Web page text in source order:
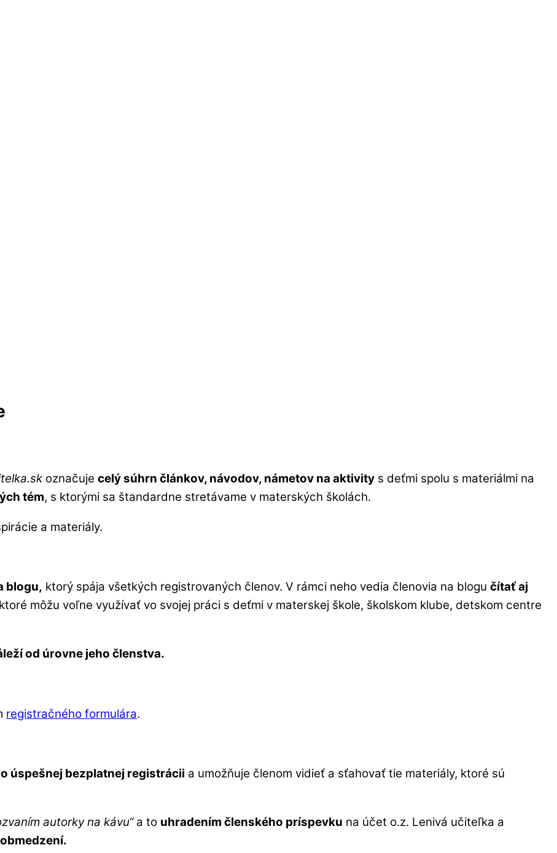
označuje celý súhrn článkov, návodov, námetov na aktivity s deťmi spolu s materiálmi na
tém, s ktorými sa štandardne stretávame v materských školách.
a materiály.
blogu, ktorý spája všetkých registrovaných členov. V rámci neho vedia členovia na blogu čítať aj
môžu voľne využívať vo svojej práci s deťmi v materskej škole, školskom klube, detskom centre
od úrovne jeho členstva.
registračného formulára.
úspešnej bezplatnej registrácii a umožňuje členom vidieť a sťahovať tie materiály, ktoré sú
autorky na kávu“a to uhradením členského príspevku na účet o.z. Lenivá učiteľka a